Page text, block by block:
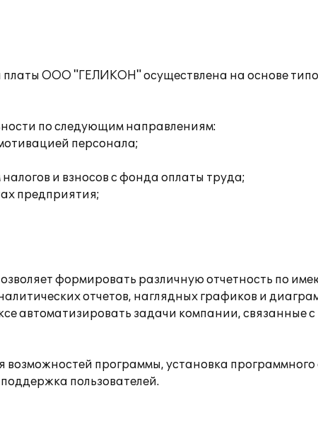
платы ООО "ГЕЛИКОН" осуществлена на основе
по следующим направлениям:
персонала;
и взносов с фонда оплаты труда;
предприятия;
формировать различную отчетность по
отчетов, наглядных графиков и
автоматизировать задачи компании, связанные
программы, установка программного
пользователей.